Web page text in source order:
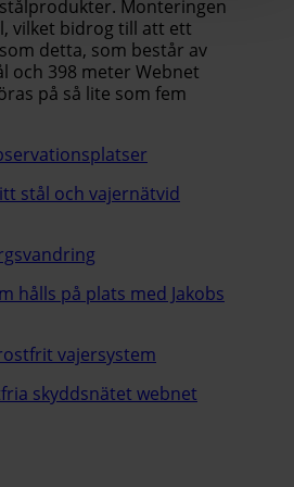
Monteringen
vilket bidrog till att ett
detta, som består av
och 398 meter Webnet
på så lite som fem